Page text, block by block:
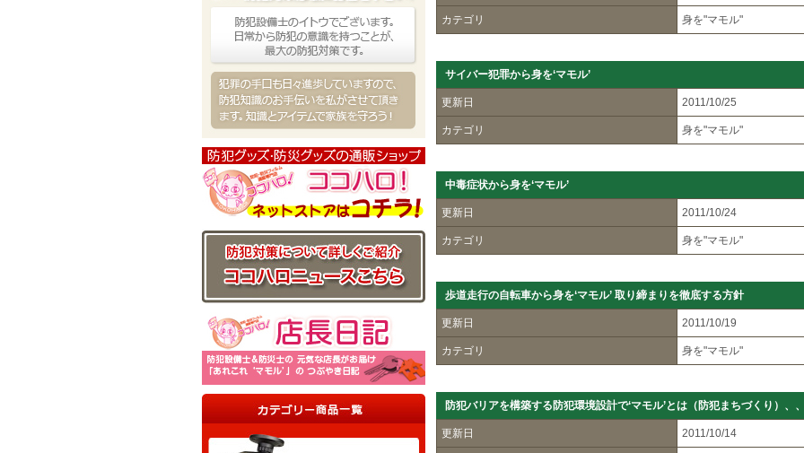
カテゴリ 身を"マモル"
サイバー犯罪から身を‘マモル’
更新日 2011/10/25
カテゴリ 身を"マモル"
中毒症状から身を‘マモル’
更新日 2011/10/24
カテゴリ 身を"マモル"
歩道走行の自転車から身を‘マモル’ 取り締まりを徹底する方針
更新日 2011/10/19
カテゴリ 身を"マモル"
防犯バリアを構築する防犯環境設計で‘マモル’とは（防犯まちづくり）、
更新日 2011/10/14